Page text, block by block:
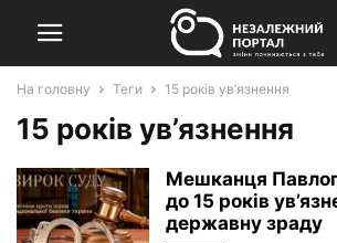
На головну Теги 15 років ув’язнення
15 років ув’язнення
Мешканця
до 15 років
державну зраду